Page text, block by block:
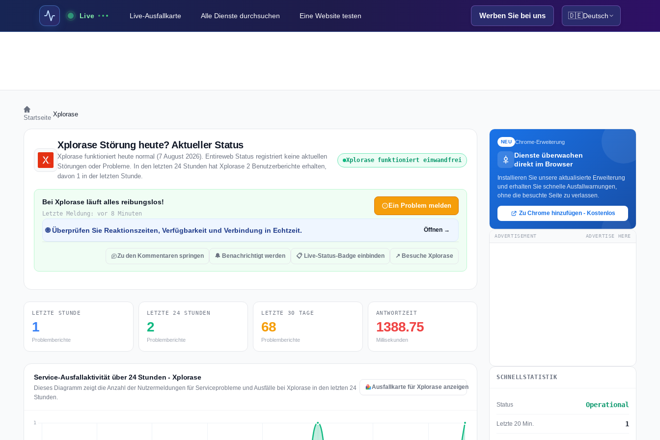
Live Live-Ausfallkarte Alle Dienste durchsuchen Eine Website testen Werben Sie bei uns 🇩🇪Deutsch
Startseite Xplorase
Xplorase Störung heute? Aktueller Status
Xplorase funktioniert heute normal (7 August 2026). Entireweb Status registriert keine aktuellen
Störungen oder Probleme. In den letzten 24 Stunden hat Xplorase 2 Benutzerberichte erhalten,
davon 1 in der letzten Stunde.
Xplorase funktioniert einwandfrei
Bei Xplorase läuft alles reibungslos!
Letzte Meldung: vor 8 Minuten
Ein Problem melden
🌐 Überprüfen Sie Reaktionszeiten, Verfügbarkeit und Verbindung in Echtzeit. Öffnen →
Zu den Kommentaren springen 🔔 Benachrichtigt werden 📋 Live-Status-Badge einbinden ↗ Besuche Xplorase
LETZTE STUNDE
1
Problemberichte
LETZTE 24 STUNDEN
2
Problemberichte
LETZTE 30 TAGE
68
Problemberichte
ANTWORTZEIT
1388.75
Millisekunden
Service-Ausfallaktivität über 24 Stunden - Xplorase
Dieses Diagramm zeigt die Anzahl der Nutzermeldungen für Serviceprobleme und Ausfälle bei Xplorase in den letzten 24
Stunden.
Ausfallkarte für Xplorase anzeigen
NEU Chrome-Erweiterung
Dienste überwachen
direkt im Browser
Installieren Sie unsere aktualisierte Erweiterung
und erhalten Sie schnelle Ausfallwarnungen,
ohne die besuchte Seite zu verlassen.
Zu Chrome hinzufügen - Kostenlos
ADVERTISEMENT ADVERTISE HERE
SCHNELLSTATISTIK
Status Operational
Letzte 20 Min. 1